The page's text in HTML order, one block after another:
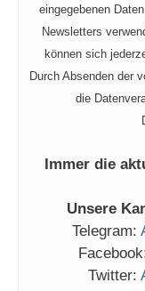
eingegebenen
Newsletters
können sich
Durch Absenden der
die
Immer die
Unsere
Telegram:
Twitter: